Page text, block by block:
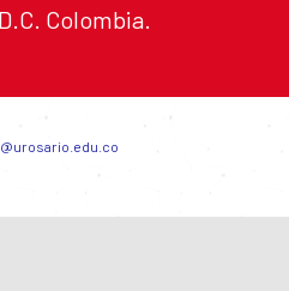
Colombia.